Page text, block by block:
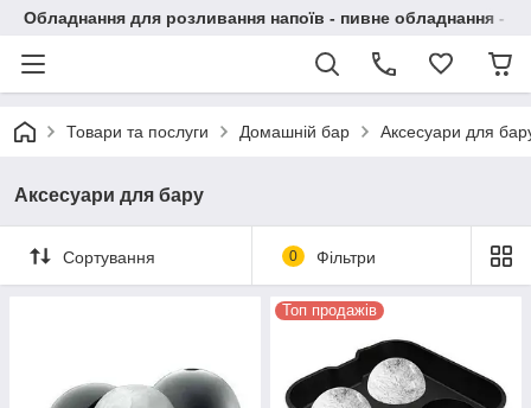
Обладнання для розливання напоїв - пивне обладнання - в
Товари та послуги Домашній бар Аксесуари для
Аксесуари для бару
Сортування 0 Фільтри
Топ продажів